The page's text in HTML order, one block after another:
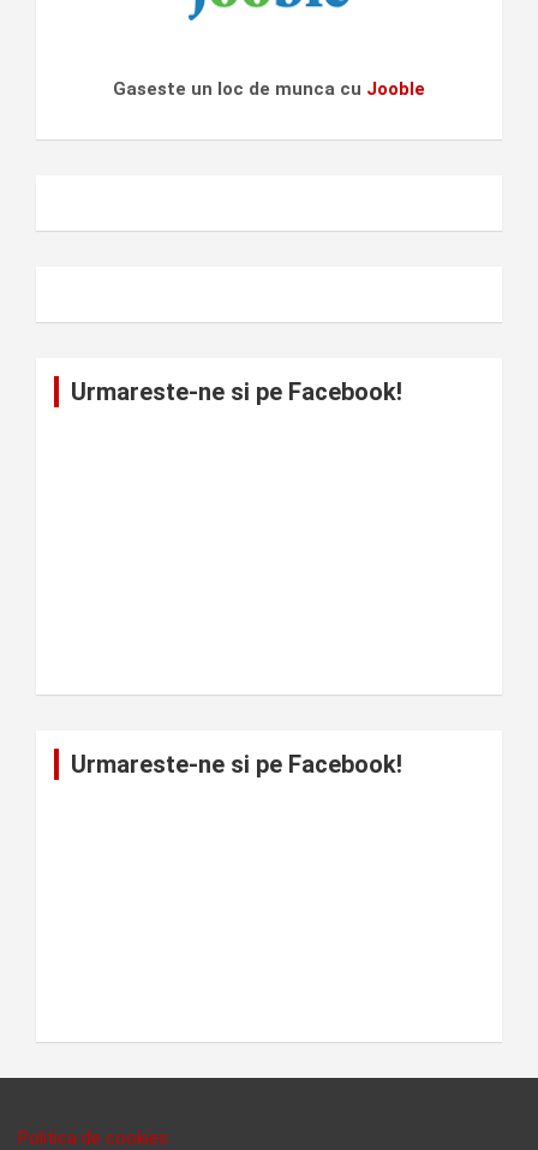
Gaseste un loc de munca cu Jooble
Urmareste-ne si pe Facebook!
Urmareste-ne si pe Facebook!
Politica de cookies